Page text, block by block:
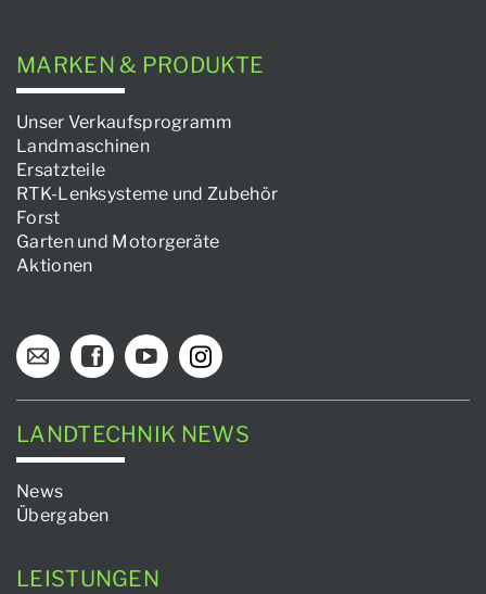
MARKEN & PRODUKTE
Unser Verkaufsprogramm
Landmaschinen
Ersatzteile
RTK-Lenksysteme und Zubehör
Forst
Garten und Motorgeräte
Aktionen
LANDTECHNIK NEWS
News
Übergaben
LEISTUNGEN